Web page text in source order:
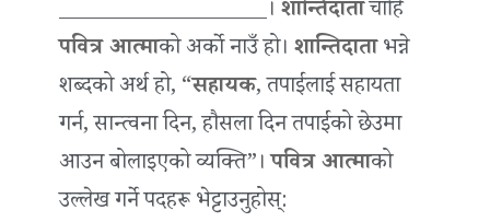
___________________। शान्तिदाताचाहिँ
पवित्र आत्माको अर्को नाउँ हो। शान्तिदाताभन्ने
शब्दको अर्थ हो, “सहायक, तपाईंलाई सहायता
गर्न, सान्त्वना दिन, हौसला दिन तपाईंको छेउमा
आउन बोलाइएको व्यक्ति”।पवित्र आत्माको
उल्लेख गर्ने पदहरू भेट्टाउनुहोस्: